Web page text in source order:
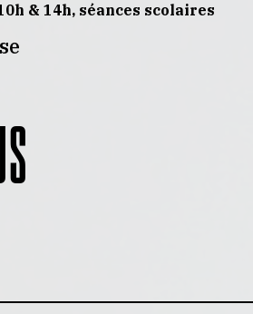
& 14h, séances scolaires